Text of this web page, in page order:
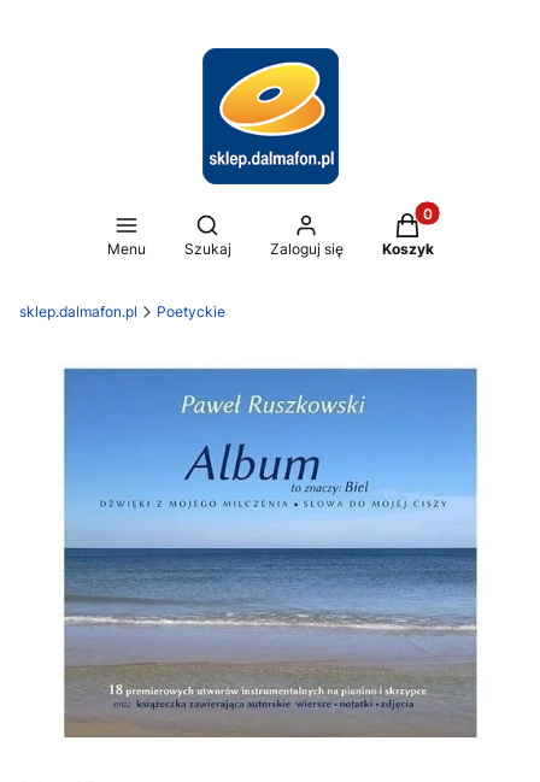
Menu
Otwórz wyszukiwarkę
Szukaj Zaloguj się
Produkty w
Koszyk
sklep.dalmafon.pl Poetyckie